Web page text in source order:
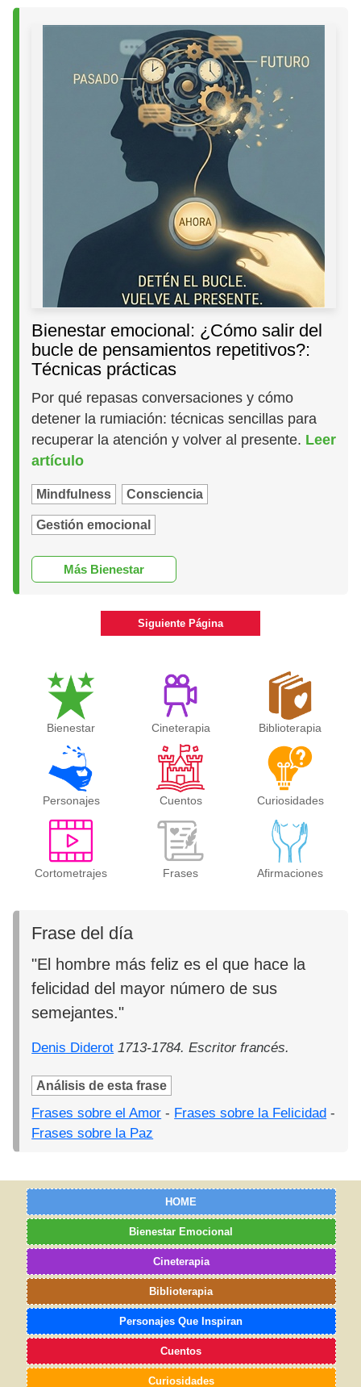
Bienestar emocional: ¿Cómo salir del
bucle de pensamientos repetitivos?:
Técnicas prácticas
Por qué repasas conversaciones y cómo
detener la rumiación: técnicas sencillas para
recuperar la atención y volver al presente. Leer
artículo
Mindfulness Consciencia
Gestión emocional
Más Bienestar
Siguiente Página
Bienestar Cineterapia Biblioterapia
Personajes Cuentos Curiosidades
Cortometrajes Frases Afirmaciones
Frase del día
"El hombre más feliz es el que hace la
felicidad del mayor número de sus
semejantes."
Denis Diderot 1713-1784. Escritor francés.
Análisis de esta frase
Frases sobre el Amor - Frases sobre la Felicidad -
Frases sobre la Paz
HOME
Bienestar Emocional
Cineterapia
Biblioterapia
Personajes Que Inspiran
Cuentos
Curiosidades